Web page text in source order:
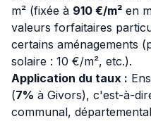
m² (fixée à 910 €/m² en
valeurs forfaitaires
certains aménagements
solaire : 10 €/m², etc.).
Application du taux :
(7% à Givors), c'est-à-
communal,